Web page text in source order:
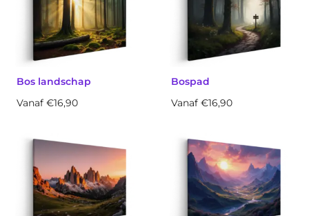
Bos landschap
Vanaf €16,90
Bospad
Vanaf €16,90